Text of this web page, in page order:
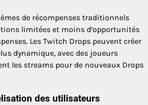
de récompenses traditionnels
limitées et moins d’opportunités
Les Twitch Drops peuvent créer
dynamique, avec des joueurs
les streams pour de nouveaux Drops
des utilisateurs